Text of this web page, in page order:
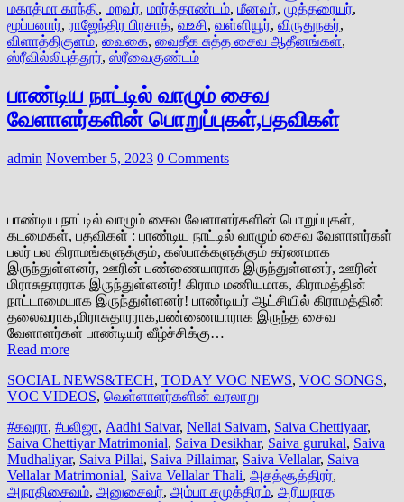
மகாத்மா காந்தி, மறவர், மார்த்தாண்டம், மீனவர், முத்தரையர்,
மூப்பனார், ராஜேந்திர பிரசாத், வஉசி, வள்ளியூர், விருதுநகர்,
விளாத்திகுளம், வைகை, வைதீக சுத்த சைவ ஆதீனங்கள்,
ஸ்ரீவில்லிபுத்தூர், ஸ்ரீவைகுண்டம்
பாண்டிய நாட்டில் வாழும் சைவ
வேளாளர்களின் பொறுப்புகள்,பதவிகள்
admin November 5, 2023 0 Comments
பாண்டிய நாட்டில் வாழும் சைவ வேளாளர்களின் பொறுப்புகள்,
கடமைகள், பதவிகள் : பாண்டிய நாட்டில் வாழும் சைவ வேளாளர்கள்
பலர் பல கிராமங்களுக்கும், கஸ்பாக்களுக்கும் கர்ணமாக
இருந்துள்ளனர், ஊரின் பண்ணையாராக இருந்துள்ளனர், ஊரின்
மிராசுதாரராக இருந்துள்ளனர்! கிராம மணியமாக, கிராமத்தின்
நாட்டாமையாக இருந்துள்ளனர்! பாண்டியர் ஆட்சியில் கிராமத்தின்
தலைவராக,மிராசுதாரராக,பண்ணையாராக இருந்த சைவ
வேளாளர்கள் பாண்டியர் வீழ்ச்சிக்கு…
Read more
SOCIAL NEWS&TECH, TODAY VOC NEWS, VOC SONGS,
VOC VIDEOS, வெள்ளாளர்களின் வரலாறு
#கவுரா, #பலிஜா, Aadhi Saivar, Nellai Saivam, Saiva Chettiyaar,
Saiva Chettiyar Matrimonial, Saiva Desikhar, Saiva gurukal, Saiva
Mudhaliyar, Saiva Pillai, Saiva Pillaimar, Saiva Vellalar, Saiva
Vellalar Matrimonial, Saiva Vellalar Thali, அசத்சூத்திரர்,
அநாதிசைவம், அனுசைவர், அம்பா சமுத்திரம், அரியநாத